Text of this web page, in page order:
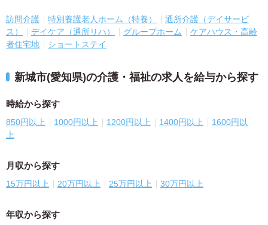
訪問介護 特別養護老人ホーム（特養）
通所介護（デイサービ
ス）
デイケア（通所リハ） グループホーム
ケアハウス・高齢
者住宅地
ショートステイ
新城市(愛知県)の介護・福祉の求人を給与から探す
時給から探す
850円以上 1000円以上 1200円以上 1400円以上
1600円以
上
月収から探す
15万円以上 20万円以上 25万円以上 30万円以上
年収から探す